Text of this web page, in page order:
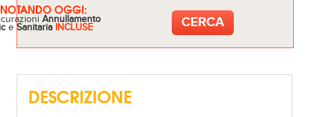
OGGI:
Annullamento
eSanitaria INCLUSE
DESCRIZIONE